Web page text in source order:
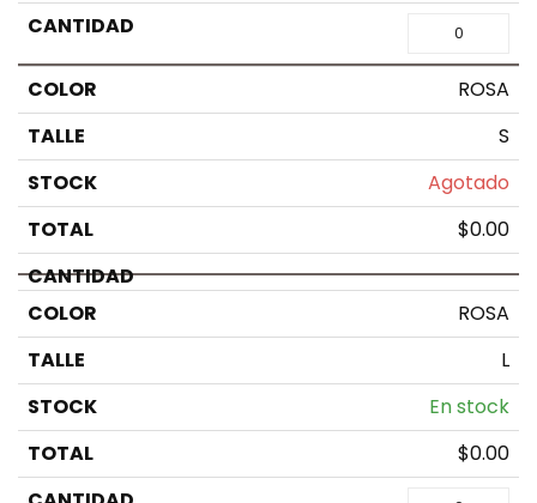
ROSA
S
Agotado
$0.00
ROSA
L
En stock
$0.00